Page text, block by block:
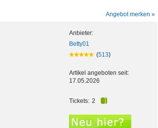
Angebot merken »
Anbieter:
Betty01
(513)
Artikel angeboten seit:
17.05.2026
Tickets: 2